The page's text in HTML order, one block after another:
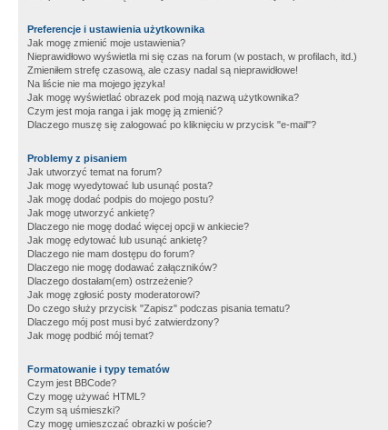
Preferencje i ustawienia użytkownika
Jak mogę zmienić moje ustawienia?
Nieprawidłowo wyświetla mi się czas na forum (w postach, w profilach, itd.)
Zmieniłem strefę czasową, ale czasy nadal są nieprawidłowe!
Na liście nie ma mojego języka!
Jak mogę wyświetlać obrazek pod moją nazwą użytkownika?
Czym jest moja ranga i jak mogę ją zmienić?
Dlaczego muszę się zalogować po kliknięciu w przycisk "e-mail"?
Problemy z pisaniem
Jak utworzyć temat na forum?
Jak mogę wyedytować lub usunąć posta?
Jak mogę dodać podpis do mojego postu?
Jak mogę utworzyć ankietę?
Dlaczego nie mogę dodać więcej opcji w ankiecie?
Jak mogę edytować lub usunąć ankietę?
Dlaczego nie mam dostępu do forum?
Dlaczego nie mogę dodawać załączników?
Dlaczego dostałam(em) ostrzeżenie?
Jak mogę zgłosić posty moderatorowi?
Do czego służy przycisk "Zapisz" podczas pisania tematu?
Dlaczego mój post musi być zatwierdzony?
Jak mogę podbić mój temat?
Formatowanie i typy tematów
Czym jest BBCode?
Czy mogę używać HTML?
Czym są uśmieszki?
Czy mogę umieszczać obrazki w poście?